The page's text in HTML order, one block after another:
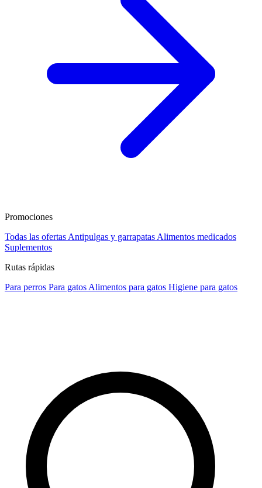
Promociones
Todas las ofertas Antipulgas y garrapatas Alimentos medicados
Suplementos
Rutas rápidas
Para perros Para gatos Alimentos para gatos Higiene para gatos